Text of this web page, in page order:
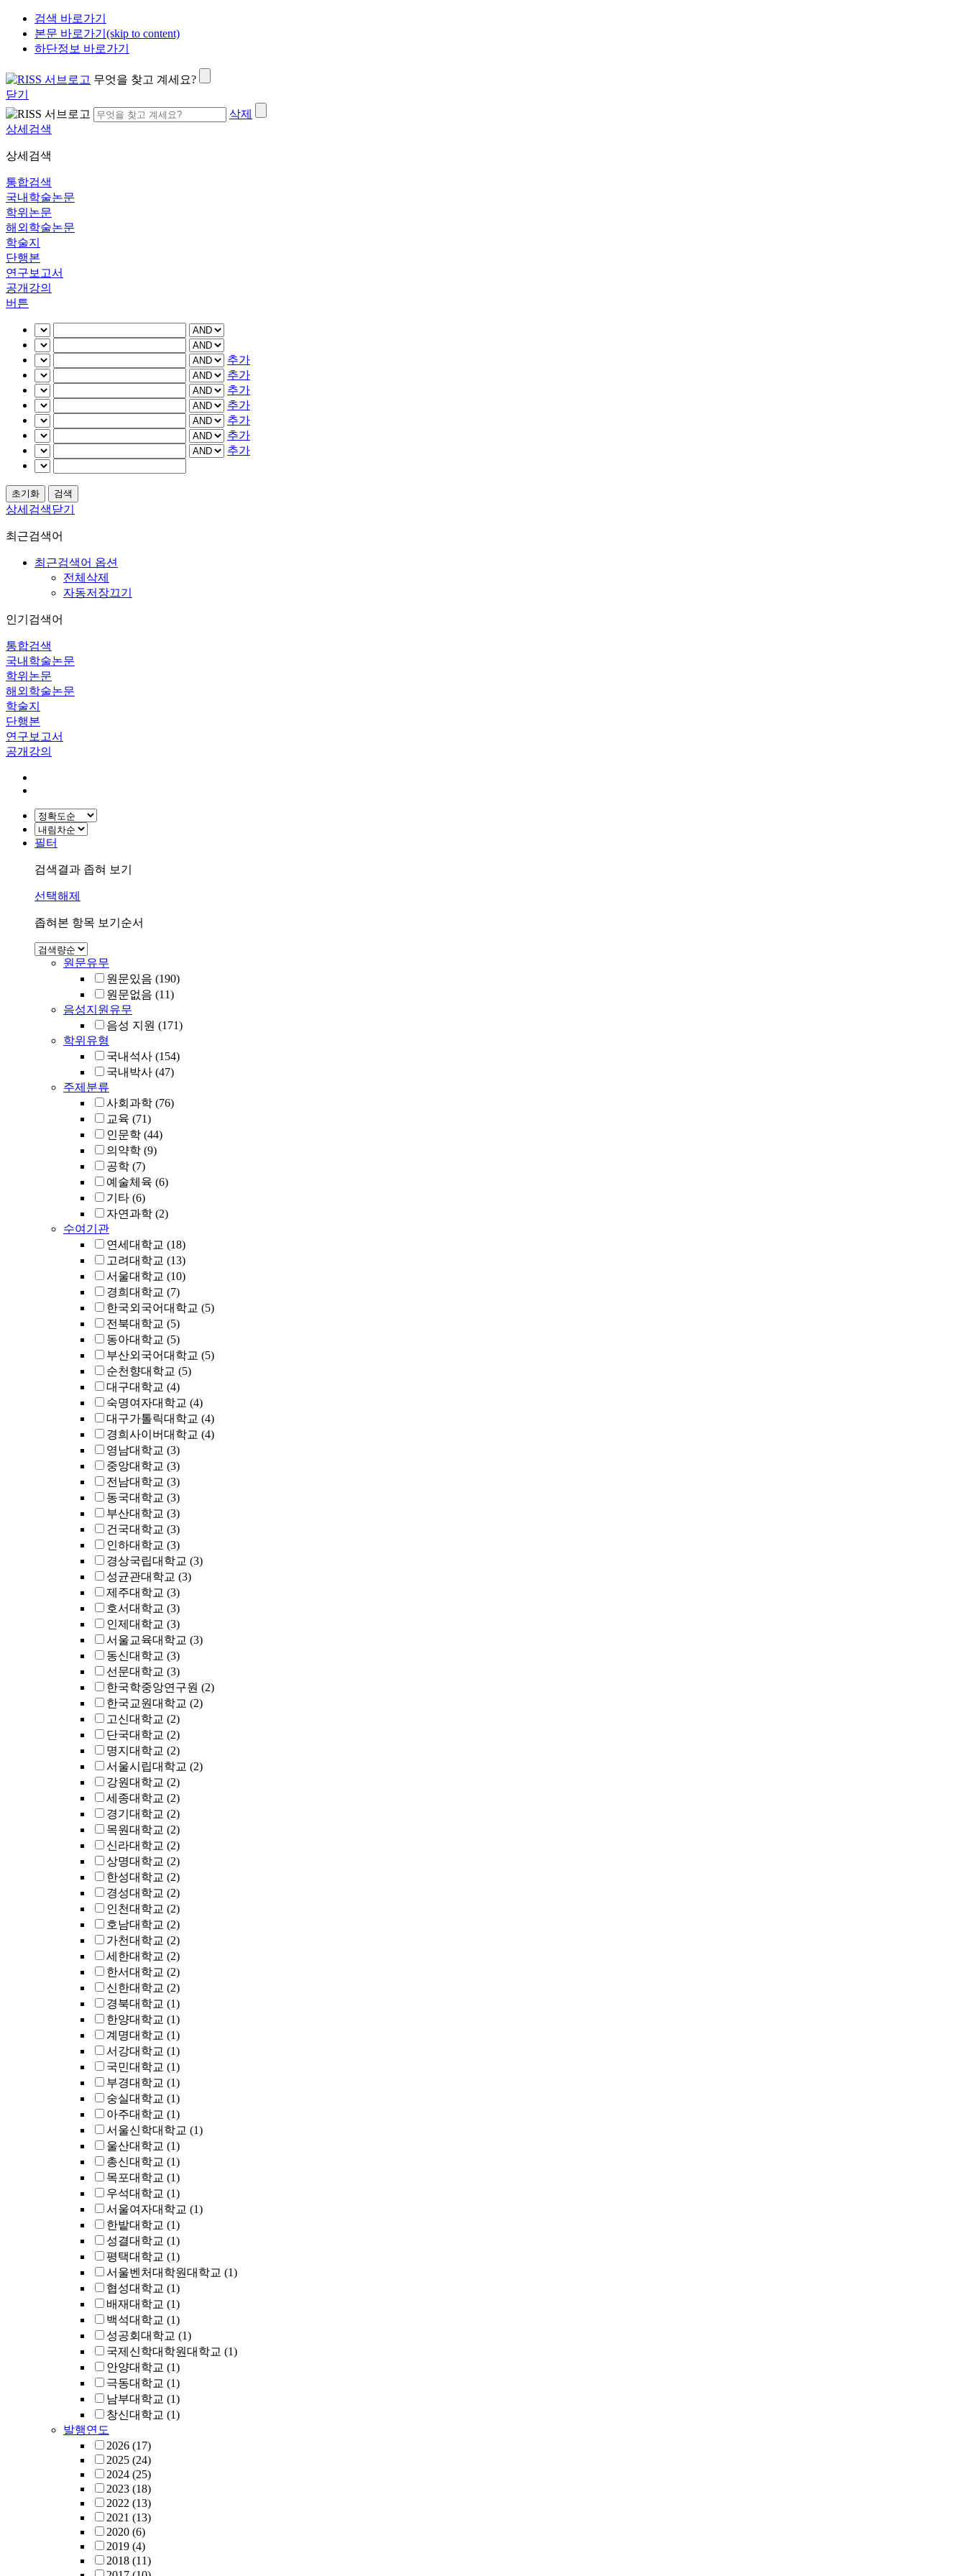
검색 바로가기
본문 바로가기(skip to content)
하단정보 바로가기
무엇을 찾고 계세요?
닫기
삭제
상세검색
상세검색
통합검색
국내학술논문
학위논문
해외학술논문
학술지
단행본
연구보고서
공개강의
버튼
추가
추가
추가
추가
추가
추가
추가
상세검색닫기
최근검색어
최근검색어 옵션
전체삭제
자동저장끄기
인기검색어
통합검색
국내학술논문
학위논문
해외학술논문
학술지
단행본
연구보고서
공개강의
필터
검색결과 좁혀 보기
선택해제
좁혀본 항목 보기순서
원문유무
원문있음 (190)
원문없음 (11)
음성지원유무
음성 지원 (171)
학위유형
국내석사 (154)
국내박사 (47)
주제분류
사회과학 (76)
교육 (71)
인문학 (44)
의약학 (9)
공학 (7)
예술체육 (6)
기타 (6)
자연과학 (2)
수여기관
연세대학교 (18)
고려대학교 (13)
서울대학교 (10)
경희대학교 (7)
한국외국어대학교 (5)
전북대학교 (5)
동아대학교 (5)
부산외국어대학교 (5)
순천향대학교 (5)
대구대학교 (4)
숙명여자대학교 (4)
대구가톨릭대학교 (4)
경희사이버대학교 (4)
영남대학교 (3)
중앙대학교 (3)
전남대학교 (3)
동국대학교 (3)
부산대학교 (3)
건국대학교 (3)
인하대학교 (3)
경상국립대학교 (3)
성균관대학교 (3)
제주대학교 (3)
호서대학교 (3)
인제대학교 (3)
서울교육대학교 (3)
동신대학교 (3)
선문대학교 (3)
한국학중앙연구원 (2)
한국교원대학교 (2)
고신대학교 (2)
단국대학교 (2)
명지대학교 (2)
서울시립대학교 (2)
강원대학교 (2)
세종대학교 (2)
경기대학교 (2)
목원대학교 (2)
신라대학교 (2)
상명대학교 (2)
한성대학교 (2)
경성대학교 (2)
인천대학교 (2)
호남대학교 (2)
가천대학교 (2)
세한대학교 (2)
한서대학교 (2)
신한대학교 (2)
경북대학교 (1)
한양대학교 (1)
계명대학교 (1)
서강대학교 (1)
국민대학교 (1)
부경대학교 (1)
숭실대학교 (1)
아주대학교 (1)
서울신학대학교 (1)
울산대학교 (1)
총신대학교 (1)
목포대학교 (1)
우석대학교 (1)
서울여자대학교 (1)
한밭대학교 (1)
성결대학교 (1)
평택대학교 (1)
서울벤처대학원대학교 (1)
협성대학교 (1)
배재대학교 (1)
백석대학교 (1)
성공회대학교 (1)
국제신학대학원대학교 (1)
안양대학교 (1)
극동대학교 (1)
남부대학교 (1)
창신대학교 (1)
발행연도
2026 (17)
2025 (24)
2024 (25)
2023 (18)
2022 (13)
2021 (13)
2020 (6)
2019 (4)
2018 (11)